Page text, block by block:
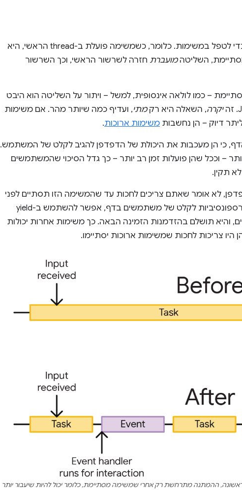
‫JavaScript משתמשת במודל 'הרצה עד להשלמה' כדי לטפל במשימות. כלומר, כשמשימה פועלת ב-thread הראשי, היא
השליטהמועברת חזרה לשרשור הראשי, וכך השרשור
– כמו לולאה אינסופית, למשל – ויתור על השליטה הוא היבט
יקרה, השאלה היא רקמתי, ועדיף כמה שיותר מהר. אם משימות
משימות ארוכות.
כי הן מעכבות את היכולת של הדפדפן להגיב לקלט של המשתמש.
– וככל שהן פועלות זמן רב יותר – כך גדל הסיכוי שהמשתמשים
תקין.
לא אומר שאתם צריכים לחכות עד שהמשימה הזו תסתיים לפני
שהשליטה תחזור לשרשור הראשי. כדי לשפר את הרספונסיביות לקלט של משתמשים בדף, אפשר להשתמש ב-yield
תושלם בהזדמנות הזמינה הבאה. כך משימות אחרות יכולות
ההמתנה מתרחשת רק אחרי שמשימה מסתיימת, כלומר יכול להיות שיעבור יותר